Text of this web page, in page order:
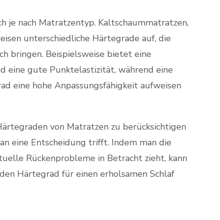
je nach Matratzentyp. Kaltschaummatratzen,
unterschiedliche Härtegrade auf, die
bringen. Beispielsweise bietet eine
gute Punktelastizität, während eine
eine hohe Anpassungsfähigkeit aufweisen
von Matratzen zu berücksichtigen
eine Entscheidung trifft. Indem man die
Rückenprobleme in Betracht zieht, kann
Härtegrad für einen erholsamen Schlaf